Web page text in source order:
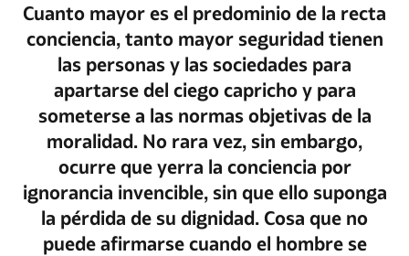
Cuanto mayor es el predominio de la recta
conciencia, tanto mayor seguridad tienen
las personas y las sociedades para
apartarse del ciego capricho y para
someterse a las normas objetivas de la
moralidad. No rara vez, sin embargo,
ocurre que yerra la conciencia por
ignorancia invencible, sin que ello suponga
la pérdida de su dignidad. Cosa que no
puede afirmarse cuando el hombre se